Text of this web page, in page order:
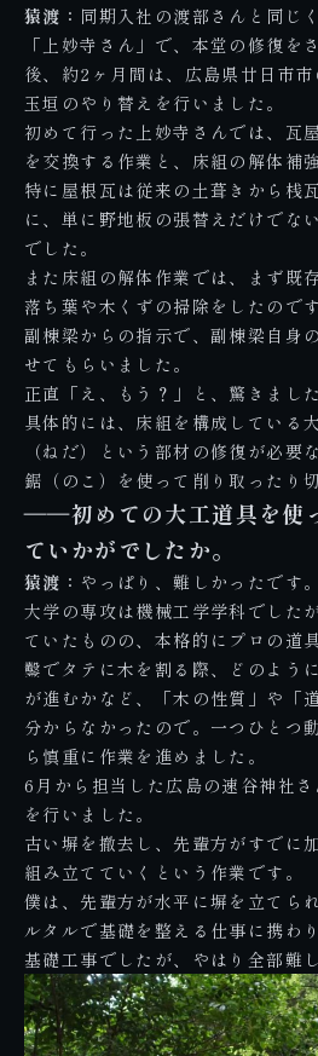
猿渡： 同期入社の渡部さん と同じ
「上妙寺さん」で、本堂の修復を
後、約2ヶ月間は、 広島県廿日市市
玉垣のやり替えを行いました。
初めて行った上妙寺さんでは、瓦
を交換する作業と、床組の解体補
特に屋根瓦は従来の土葺きから桟
に、単に野地板の張替えだけでな
でした。
また床組の解体作業では、まず既
落ち葉や木くずの掃除をしたので
副棟梁からの指示で、副棟梁自身
せてもらいました。
正直「え、もう？」と、驚きました
具体的には、床組を構成している
（ねだ）という部材の修復が必要
鋸（のこ）を使って削り取ったり
――初めての大工道具を使
ていかがでしたか。
猿渡： やっぱり、難しかったです。
大学の専攻は機械工学学科でした
ていたものの、本格的にプロの道
鑿でタテに木を割る際、どのよう
が進むかなど、「木の性質」や「
分からなかったので。一つひとつ
ら慎重に作業を進めました。
6月から担当した 広島の速谷神社さ
を行いました。
古い塀を撤去し、先輩方がすでに
組み立てていくという作業です。
僕は、先輩方が水平に塀を立てら
ルタルで基礎を整える仕事に携わ
基礎工事でしたが、やはり全部難